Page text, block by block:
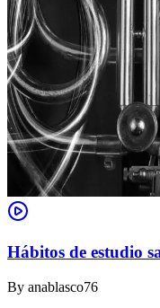
Hábitos de estudio
By anablasco76